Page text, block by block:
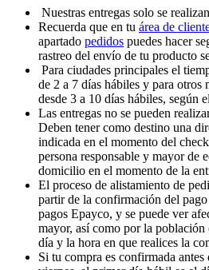
Nuestras entregas solo se
Recuerda que en tu área de
apartado pedidos puedes hacer
rastreo del envío de tu producto
Para ciudades principales el
de 2 a 7 días hábiles y para otros
desde 3 a 10 días hábiles, según
Las entregas no se pueden
Deben tener como destino una
indicada en el momento del
persona responsable y mayor de
domicilio en el momento de la
El proceso de alistamiento de
partir de la confirmación del
pagos Epayco, y se puede ver
mayor, así como por la población
día y la hora en que realices la
Si tu compra es confirmada antes